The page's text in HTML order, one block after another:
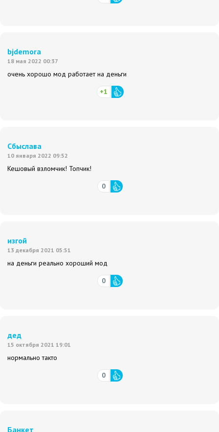
bjdemora
18 мая 2022 00:37
очень хорошо мод работает на деньги
+1
Сбыслава
10 января 2022 09:52
Кешовый взломчик! Топчик!
0
изгой
13 декабря 2021 05:51
на деньги реально хороший мод
0
дед
15 октября 2021 19:01
нормально такто
0
Банкет